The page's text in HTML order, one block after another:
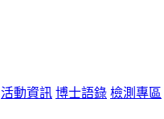
活動資訊 博士語錄 檢測專區